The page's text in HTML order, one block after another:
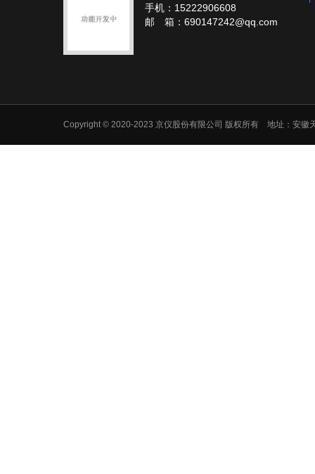
手机：15222906608
邮 箱：690147242@qq.com
Copyright © 2020-2023 京仪股份有限公司 版权所有 地址：安